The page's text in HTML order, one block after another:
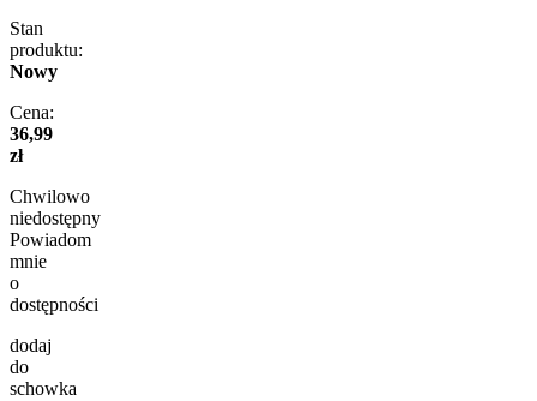
Stan
produktu:
Nowy
Cena:
36,99
zł
Chwilowo
niedostępny
Powiadom
mnie
o
dostępności
dodaj
do
schowka